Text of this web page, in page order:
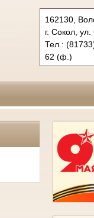
162130,
г. Сокол,
Тел.:
62 (ф.)